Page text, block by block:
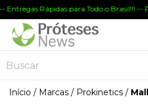
Entregas Rápidas para Todo o Brasil!!! --
Início / Marcas / Prokinetics /